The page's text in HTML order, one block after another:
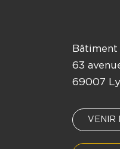
Bâtiment
63
69007
VENIR